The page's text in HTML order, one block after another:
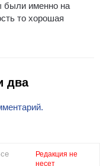
были именно на
то хорошая
два
Редакция не
несет